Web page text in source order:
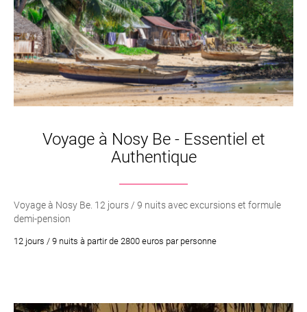
Voyage à Nosy Be - Essentiel et
Authentique
Voyage à Nosy Be. 12 jours / 9 nuits avec excursions et formule
demi-pension
12 jours / 9 nuits à partir de 2800 euros par personne